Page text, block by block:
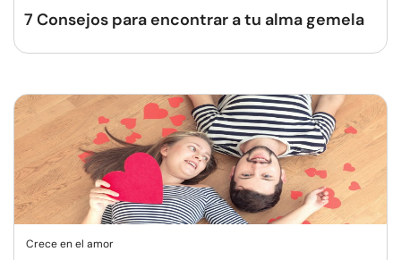
7 Consejos para encontrar a tu alma gemela
Crece en el amor